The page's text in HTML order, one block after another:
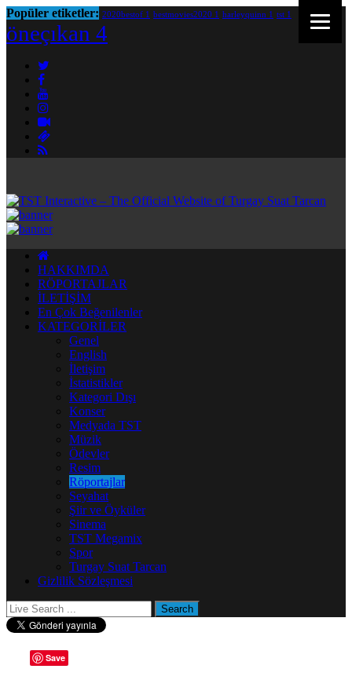
Popüler etiketler: 2020bestof 1 bestmovies2020 1 harleyquinn 1 tst 1
öneçıkan 4
HAKKIMDA
RÖPORTAJLAR
İLETİŞİM
En Çok Beğenilenler
KATEGORİLER
Genel
English
İletişim
İstatistikler
Kategori Dışı
Konser
Medyada TST
Müzik
Ödevler
Resim
Röportajlar
Seyahat
Şiir ve Öyküler
Sinema
TST Megamix
Spor
Turgay Suat Tarcan
Gizlilik Sözleşmesi
Save